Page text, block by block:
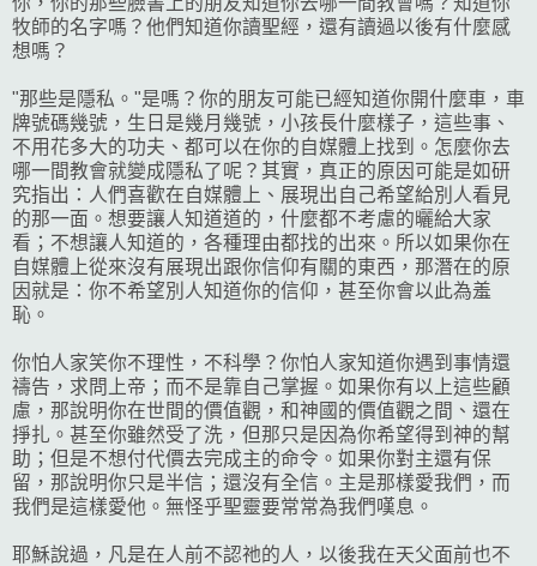
牧師的名字嗎？他們知道你讀聖經，還有讀過以後有什麼感
想嗎？
"那些是隱私。"是嗎？你的朋友可能已經知道你開什麼車，車
牌號碼幾號，生日是幾月幾號，小孩長什麼樣子，這些事、
不用花多大的功夫、都可以在你的自媒體上找到。怎麼你去
哪一間教會就變成隱私了呢？其實，真正的原因可能是如研
究指出：人們喜歡在自媒體上、展現出自己希望給別人看見
的那一面。想要讓人知道道的，什麼都不考慮的曬給大家
看；不想讓人知道的，各種理由都找的出來。所以如果你在
自媒體上從來沒有展現出跟你信仰有關的東西，那潛在的原
因就是：你不希望別人知道你的信仰，甚至你會以此為羞
恥。
你怕人家笑你不理性，不科學？你怕人家知道你遇到事情還
禱告，求問上帝；而不是靠自己掌握。如果你有以上這些顧
慮，那說明你在世間的價值觀，和神國的價值觀之間、還在
掙扎。甚至你雖然受了洗，但那只是因為你希望得到神的幫
助；但是不想付代價去完成主的命令。如果你對主還有保
留，那說明你只是半信；還沒有全信。主是那樣愛我們，而
我們是這樣愛他。無怪乎聖靈要常常為我們嘆息。
耶穌說過，凡是在人前不認祂的人，以後我在天父面前也不